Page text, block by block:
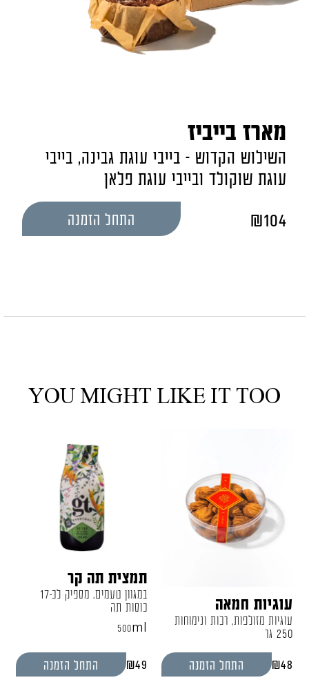
מארז בייביז
השילוש הקדוש - בייבי עוגת גבינה, בייבי
עוגת שוקולד ובייבי עוגת פלאן
104
₪ התחל הזמנה
YOU MIGHT LIKE IT TOO
עוגיות חמאה
עוגיות מזולפות, רכות ונימוחות
250 גר
48
₪ התחל הזמנה
תמצית תה קר
במגוון טעמים. מספיק לכ-17
כוסות תה
500ml
49
₪ התחל הזמנה